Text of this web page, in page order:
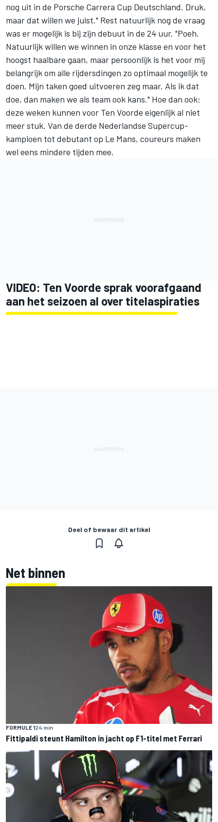
nog uit in de Porsche Carrera Cup Deutschland. Druk,
maar dat willen we juist." Rest natuurlijk nog de vraag
was er mogelijk is bij zijn debuut in de 24 uur. "Poeh.
Natuurlijk willen we winnen in onze klasse en voor het
hoogst haalbare gaan, maar persoonlijk is het voor mij
belangrijk om alle rijdersdingen zo optimaal mogelijk te
doen. Mijn taken goed uitvoeren zeg maar. Als ik dat
doe, dan maken we als team ook kans." Hoe dan ook:
deze weken kunnen voor Ten Voorde eigenlijk al niet
meer stuk. Van de derde Nederlandse Supercup-
kampioen tot debutant op Le Mans, coureurs maken
wel eens mindere tijden mee.
VIDEO: Ten Voorde sprak voorafgaand
aan het seizoen al over titelaspiraties
Deel of bewaar dit artikel
Net binnen
FORMULE 124 min
Fittipaldi steunt Hamilton in jacht op F1-titel met Ferrari